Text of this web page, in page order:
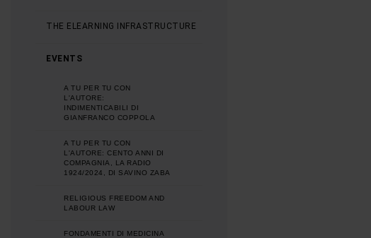
THE ELEARNING INFRASTRUCTURE
EVENTS
A TU PER TU CON
L'AUTORE:
INDIMENTICABILI DI
GIANFRANCO COPPOLA
A TU PER TU CON
L'AUTORE: CENTO ANNI DI
COMPAGNIA, LA RADIO
1924/2024, DI SAVINO ZABA
RELIGIOUS FREEDOM AND
LABOUR LAW
FONDAMENTI DI MEDICINA